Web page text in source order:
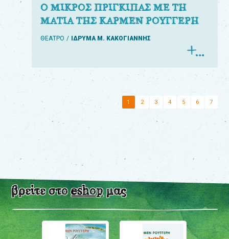
Ο ΜΙΚΡΟΣ ΠΡΙΓΚΙΠΑΣ ΜΕ ΤΗ
ΜΑΤΙΑ ΤΗΣ ΚΑΡΜΕΝ ΡΟΥΓΓΕΡΗ
ΘΕΑΤΡΟ ΙΔΡΥΜΑ Μ. ΚΑΚΟΓΙΑΝΝΗΣ
1 2 3 4 5 6 7
βρείτε στοeshopμας